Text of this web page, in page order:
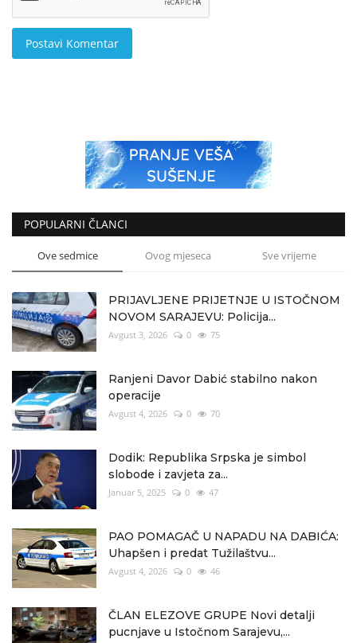
Postavi Komentar
POPULARNI ČLANCI
Ove sedmice Ovog mjeseca Sve vrijeme
PRIJAVLJENE PRIJETNJE U ISTOČNOM
NOVOM SARAJEVU: Policija...
Avgust 3, 2026 0 75
Ranjeni Davor Dabić stabilno nakon
operacije
Avgust 4, 2026 0 70
Dodik: Republika Srpska je simbol
slobode i zavjeta za...
Januar 5, 2025 0 47
PAO POMAGAČ U NAPADU NA DABIĆA:
Uhapšen i predat Tužilaštvu...
Avgust 4, 2026 0 46
ČLAN ELEZOVE GRUPE Novi detalji
pucnjave u Istočnom Sarajevu,...